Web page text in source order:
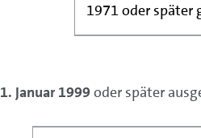
1971 oder später
1. Januar 1999 oder später